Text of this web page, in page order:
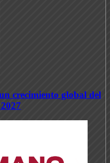
crecimiento global del